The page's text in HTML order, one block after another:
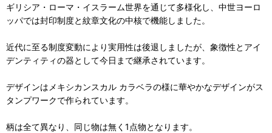
ギリシア・ローマ・イスラーム世界を通じて多様化し、中世ヨーロ
ッパでは封印制度と紋章文化の中核で機能しました。
近代に至る制度変動により実用性は後退しましたが、象徴性とアイ
デンティティの器として今日まで継承されています。
デザインはメキシカンスカル カラベラの様に華やかなデザインがス
タンプワークで作られています。
柄は全て異なり、同じ物は無く1点物となります。